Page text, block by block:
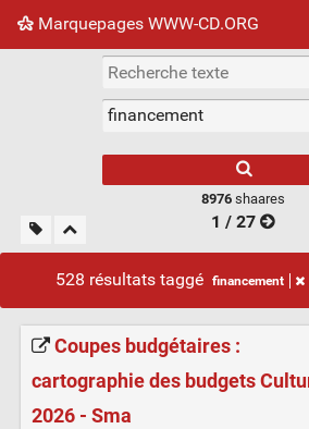
Marquepages WWW-CD.ORG
Nuage de tags Mur d'images
8976 shaares
1 / 27
528 résultats taggé financement
Coupes budgétaires :
cartographie des budgets
2026 - Sma